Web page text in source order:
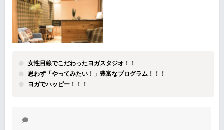
女性目線でこだわったヨガスタジオ！！
思わず「やってみたい！」豊富なプログラム！！！
ヨガでハッピー！！！